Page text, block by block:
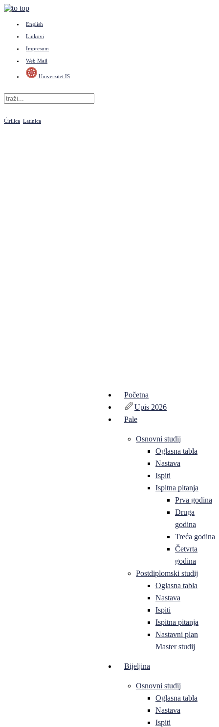
English
Linkovi
Impresum
Web Mail
Univerzitet IS
Ćirilica Latinica
Početna
Upis 2026
Pale
Osnovni studij
Oglasna tabla
Nastava
Ispiti
Ispitna pitanja
Prva godina
Druga
godina
Treća godina
Četvrta
godina
Postdiplomski studij
Oglasna tabla
Nastava
Ispiti
Ispitna pitanja
Nastavni plan
Master studij
Bijeljina
Osnovni studij
Oglasna tabla
Nastava
Ispiti